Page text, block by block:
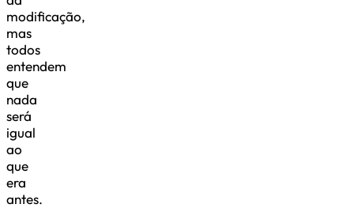
modificação,
mas
todos
entendem
que
nada
será
igual
ao
que
era
antes.